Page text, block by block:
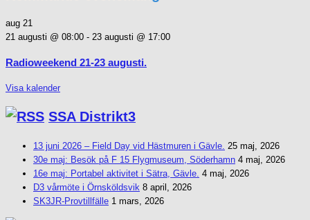
aug 21
21 augusti @ 08:00 - 23 augusti @ 17:00
Radioweekend 21-23 augusti.
Visa kalender
SSA Distrikt3
13 juni 2026 – Field Day vid Hästmuren i Gävle. 25 maj, 2026
30e maj: Besök på F 15 Flygmuseum, Söderhamn 4 maj, 2026
16e maj: Portabel aktivitet i Sätra, Gävle. 4 maj, 2026
D3 vårmöte i Örnsköldsvik 8 april, 2026
SK3JR-Provtillfälle 1 mars, 2026